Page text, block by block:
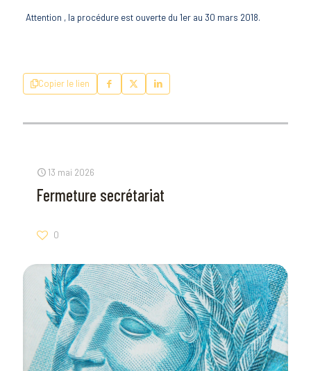
Attention , la procédure est ouverte du 1er au 30 mars 2018.
Copier le lien
13 mai 2026
Fermeture secrétariat
0